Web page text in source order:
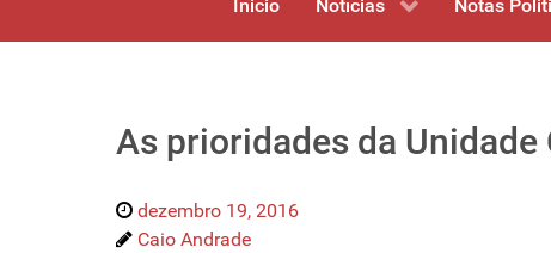
Inicio Notícias Notas
As prioridades da
dezembro 19, 2016
Caio Andrade